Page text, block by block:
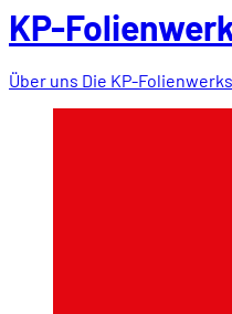
KP-
Über uns Die KP-